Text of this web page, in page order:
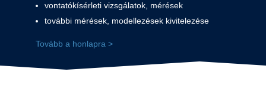
vontatókísérleti vizsgálatok, mérések
további mérések, modellezések kivitelezése
Tovább a honlapra >